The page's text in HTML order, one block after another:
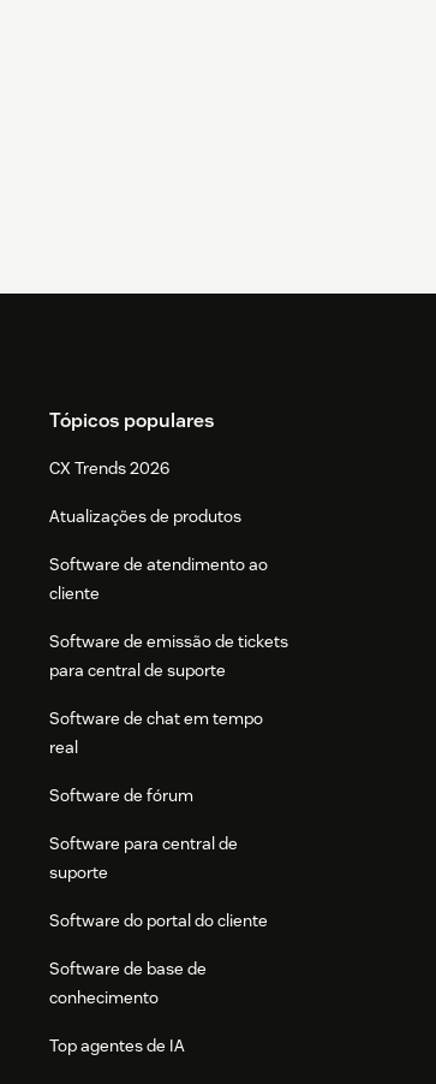
Tópicos populares
CX Trends 2026
Atualizações de produtos
Software de atendimento ao
cliente
Software de emissão de tickets
para central de suporte
Software de chat em tempo
real
Software de fórum
Software para central de
suporte
Software do portal do cliente
Software de base de
conhecimento
Top agentes de IA